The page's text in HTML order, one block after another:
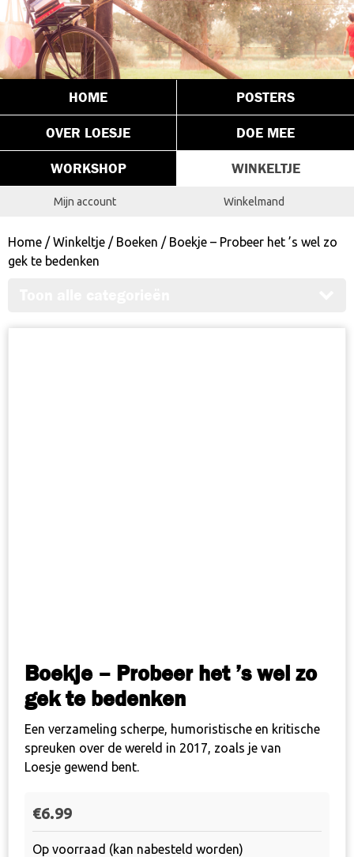
HOME POSTERS
OVER LOESJE DOE MEE
WORKSHOP WINKELTJE
Mijn account Winkelmand
Home /Winkeltje / Boeken / Boekje – Probeer het ’s wel zo
gek te bedenken
Boekje – Probeer het ’s wel zo
gek te bedenken
Een verzameling scherpe, humoristische en kritische
spreuken over de wereld in 2017, zoals je van
Loesje gewend bent.
€6.99
Op voorraad (kan nabesteld worden)